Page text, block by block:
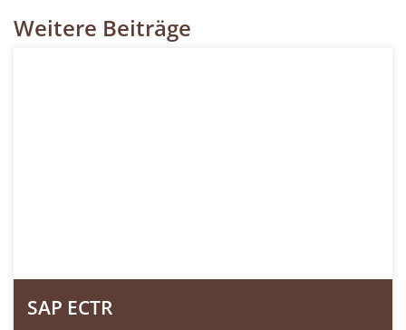
Weitere Beiträge
SAP ECTR